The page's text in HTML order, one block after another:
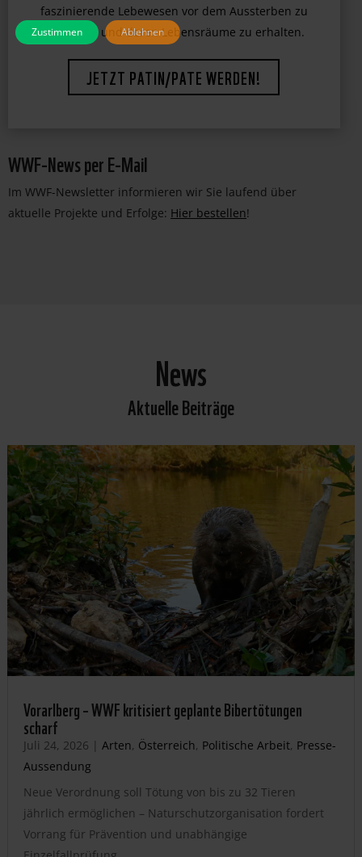
faszinierende Lebewesen vor dem Aussterben zu
bewahren und deren Lebensräume zu erhalten.
JETZT PATIN/PATE WERDEN!
WWF-News per E-Mail
Im WWF-Newsletter informieren wir Sie laufend über
aktuelle Projekte und Erfolge: Hier bestellen!
News
Aktuelle Beiträge
Vorarlberg – WWF kritisiert geplante Bibertötungen
scharf
Juli 24, 2026 | Arten, Österreich, Politische Arbeit, Presse-
Aussendung
Neue Verordnung soll Tötung von bis zu 32 Tieren
jährlich ermöglichen – Naturschutzorganisation fordert
Vorrang für Prävention und unabhängige
Zustimmen Ablehnen